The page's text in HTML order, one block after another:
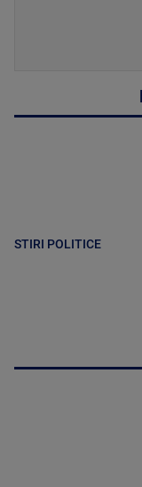
STIRI POLITICE